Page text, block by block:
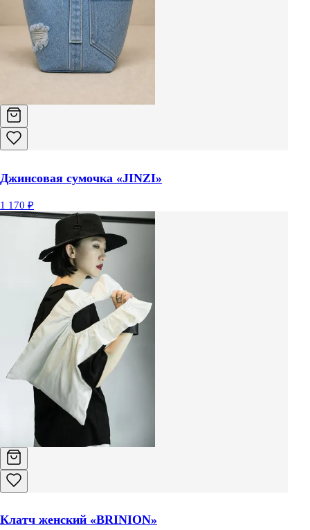
Джинсовая сумочка «JINZI»
1 170 ₽
Клатч женский «BRINION»